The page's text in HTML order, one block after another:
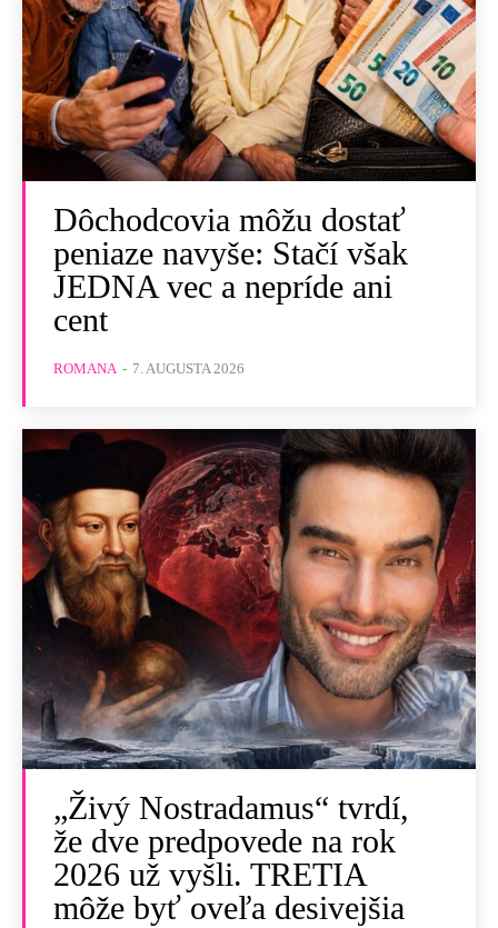
Dôchodcovia môžu dostať
peniaze navyše: Stačí však
JEDNA vec a nepríde ani
cent
ROMANA - 7. AUGUSTA 2026
„Živý Nostradamus“ tvrdí,
že dve predpovede na rok
2026 už vyšli. TRETIA
môže byť oveľa desivejšia